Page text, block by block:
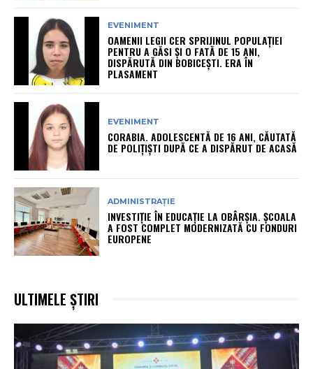
EVENIMENT
OAMENII LEGII CER SPRIJINUL POPULAȚIEI
PENTRU A GĂSI ȘI O FATĂ DE 15 ANI,
DISPĂRUTĂ DIN BOBICEȘTI. ERA ÎN
PLASAMENT
EVENIMENT
CORABIA. ADOLESCENTĂ DE 16 ANI, CĂUTATĂ
DE POLIȚIȘTI DUPĂ CE A DISPĂRUT DE ACASĂ
ADMINISTRAȚIE
INVESTIȚIE ÎN EDUCAȚIE LA OBÂRȘIA. ȘCOALA
A FOST COMPLET MODERNIZATĂ CU FONDURI
EUROPENE
ULTIMELE ȘTIRI